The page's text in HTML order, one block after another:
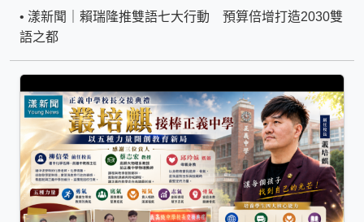
• 漾新聞｜賴瑞隆推雙語七大行動 預算倍增打造2030雙
語之都